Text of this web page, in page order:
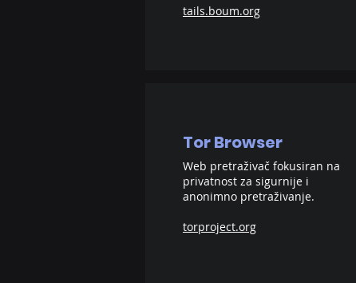
tails.boum.org
Tor Browser
Web pretraživač fokusiran na
privatnost za sigurnije i
anonimno pretraživanje.
torproject.org